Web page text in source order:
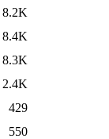
8.2K
8.4K
8.3K
2.4K
429
550